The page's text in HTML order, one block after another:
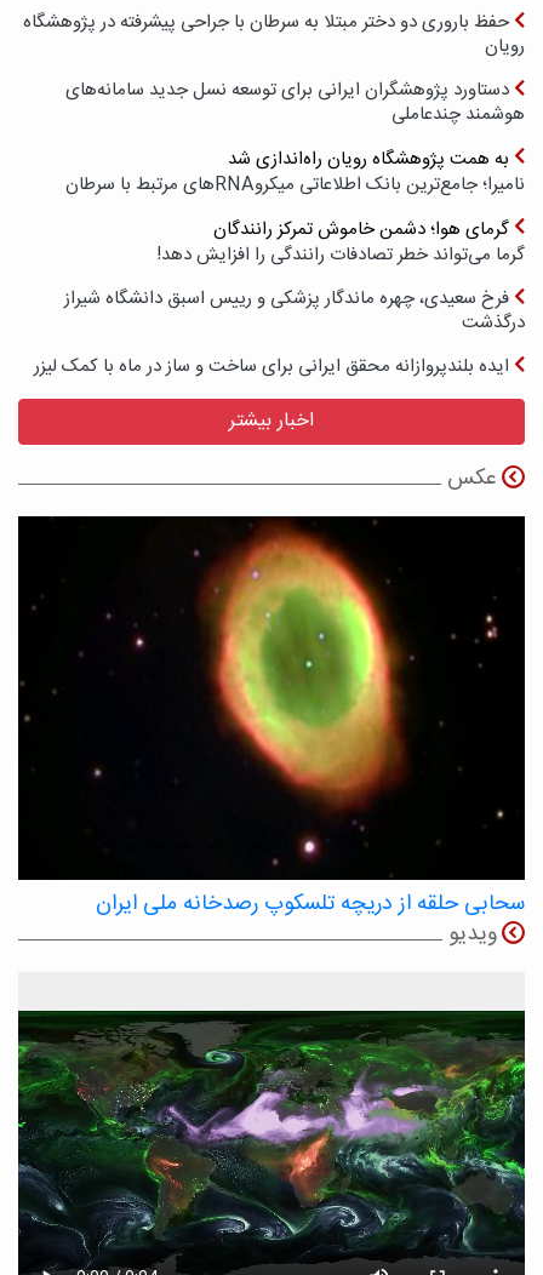
حفظ باروری دو دختر مبتلا به سرطان با جراحی پیشرفته در پژوهشگاه
رویان
دستاورد پژوهشگران ایرانی برای توسعه نسل جدید سامانه‌های
هوشمند چندعاملی
به همت پژوهشگاه رویان راه‌اندازی شد
نامیرا؛ جامع‌ترین بانک اطلاعاتی میکروRNAهای مرتبط با سرطان
گرمای هوا؛ دشمن خاموش تمرکز رانندگان
گرما می‌تواند خطر تصادفات رانندگی را افزایش دهد!
فرخ سعیدی، چهره ماندگار پزشکی و رییس اسبق دانشگاه شیراز
درگذشت
ایده بلندپروازانه محقق ایرانی برای ساخت و ساز در ماه با کمک لیزر
اخبار بیشتر
عکس
سحابی حلقه از دریچه تلسکوپ رصدخانه ملی ایران
ویدیو